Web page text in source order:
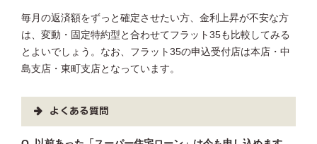
毎月の返済額をずっと確定させたい方、金利上昇が不安な方
は、変動・固定特約型と合わせてフラット35も比較してみる
とよいでしょう。なお、フラット35の申込受付店は本店・中
島支店・東町支店となっています。
よくある質問